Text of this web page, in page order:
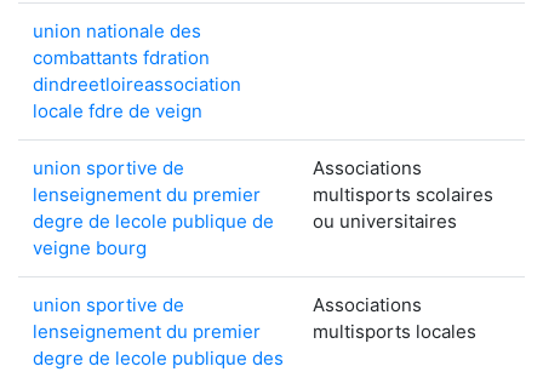
union nationale des
combattants fdration
dindreetloireassociation
locale fdre de veign
union sportive de
lenseignement du premier
degre de lecole publique de
veigne bourg
Associations
multisports scolaires
ou universitaires
union sportive de
lenseignement du premier
degre de lecole publique des
Associations
multisports locales